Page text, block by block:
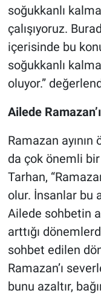
soğukkanlı
çalışıyoruz.
içerisinde bu
soğukkanlı
oluyor.”
Ailede
Ramazan
da çok önemli
Tarhan,
olur. İnsanlar bu
Ailede sohbetin
arttığı
sohbet edilen
Ramazan’ı
bunu azaltır,